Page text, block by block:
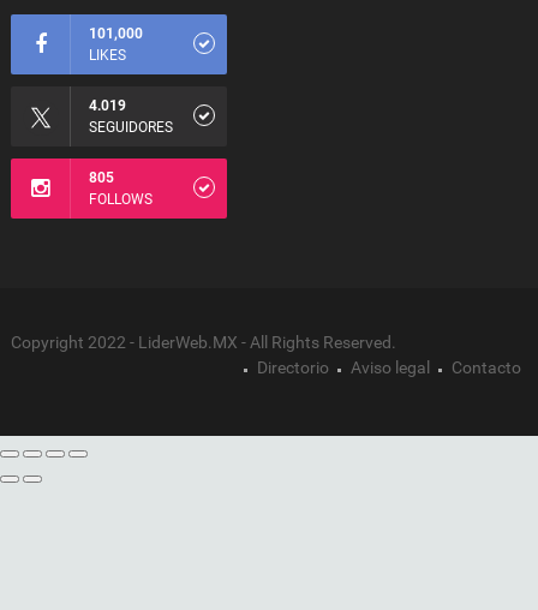
101,000
LIKES
4.019
SEGUIDORES
805
FOLLOWS
Copyright 2022 - LiderWeb.MX - All Rights Reserved.
Directorio
Aviso legal Contacto